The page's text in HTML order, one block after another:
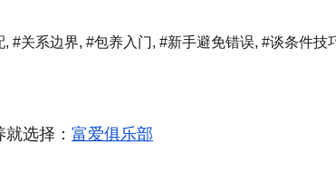
, #关系边界, #包养入门, #新手避免错误, #谈条件技
就选择： 富爱俱乐部